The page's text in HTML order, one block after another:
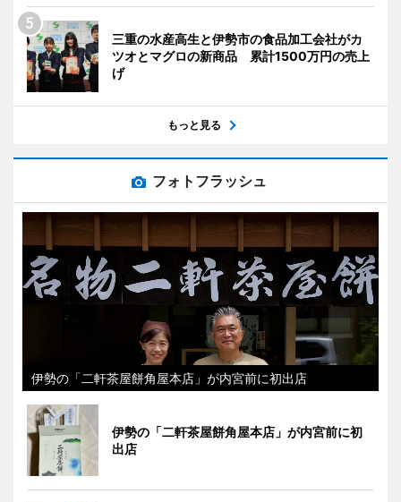
三重の水産高生と伊勢市の食品加工会社がカ
ツオとマグロの新商品 累計1500万円の売上
げ
もっと見る
フォトフラッシュ
伊勢の「二軒茶屋餅角屋本店」が内宮前に初出店
伊勢の「二軒茶屋餅角屋本店」が内宮前に初
出店